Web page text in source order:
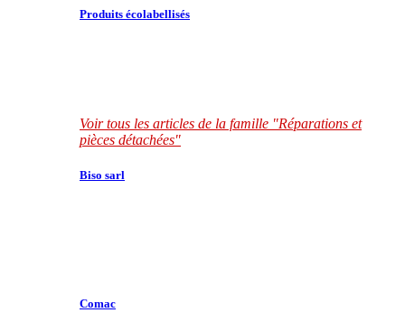
Produits écolabellisés
Voir tous les articles de la famille "Réparations et
pièces détachées"
Biso sarl
Comac